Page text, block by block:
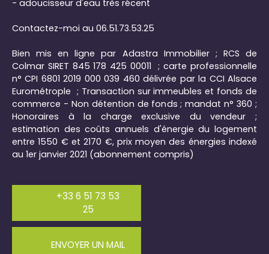
- adoucisseur d'eau très récent
Contactez-moi au 06.51.73.53.25
Bien mis en ligne par Adastra Immobilier ; RCS de
Colmar SIRET 845 178 425 00011 ; carte professionnelle
n° CPI 6801 2019 000 039 460 délivrée par la CCI Alsace
Eurométrople ; Transaction sur immeubles et fonds de
commerce - Non détention de fonds ; mandat n° 360 ;
Honoraires à la charge exclusive du vendeur ;
estimation des coûts annuels d'énergie du logement
entre 1550 € et 2170 €, prix moyen des énergies indexé
au 1er janvier 2021 (abonnement compris)
+33 6 51 73 53
25
ENVOYER UN MAIL